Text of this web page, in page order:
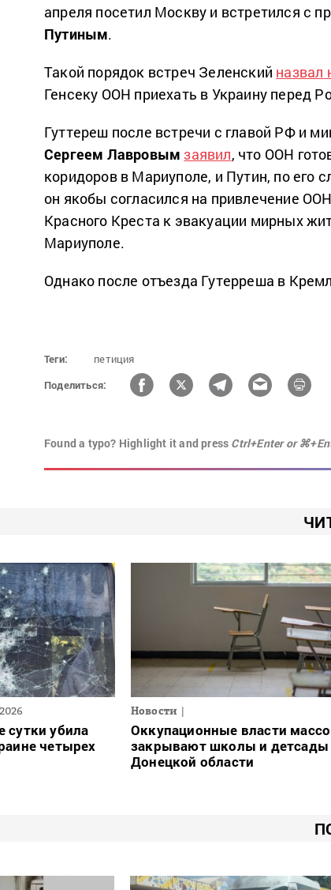
апреля посетил Москву и встретился с
Путиным.
Такой порядок встреч Зеленский назвал
Генсеку ООН приехать в Украину перед
Гуттереш после встречи с главой РФ и
Сергеем Лавровым заявил, что ООН
коридоров в Мариуполе, и Путин, по его
он якобы согласился на привлечение
Красного Креста к эвакуации мирных
Мариуполе.
Однако после отъезда Гутерреша в
Теги:
петиция
Поделиться:
Found a typo? Highlight it and press Ctrl+Enter or
убила
четырех
Новости
Оккупационные власти
закрывают школы и детсады
Донецкой области